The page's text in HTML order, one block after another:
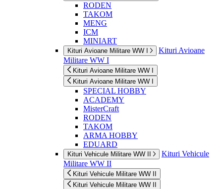
RODEN
TAKOM
MENG
ICM
MINIART
Kituri Avioane Militare WW I
Kituri Avioane
Militare WW I
Kituri Avioane Militare WW I
Kituri Avioane Militare WW I
SPECIAL HOBBY
ACADEMY
MisterCraft
RODEN
TAKOM
ARMA HOBBY
EDUARD
Kituri Vehicule Militare WW II
Kituri Vehicule
Militare WW II
Kituri Vehicule Militare WW II
Kituri Vehicule Militare WW II